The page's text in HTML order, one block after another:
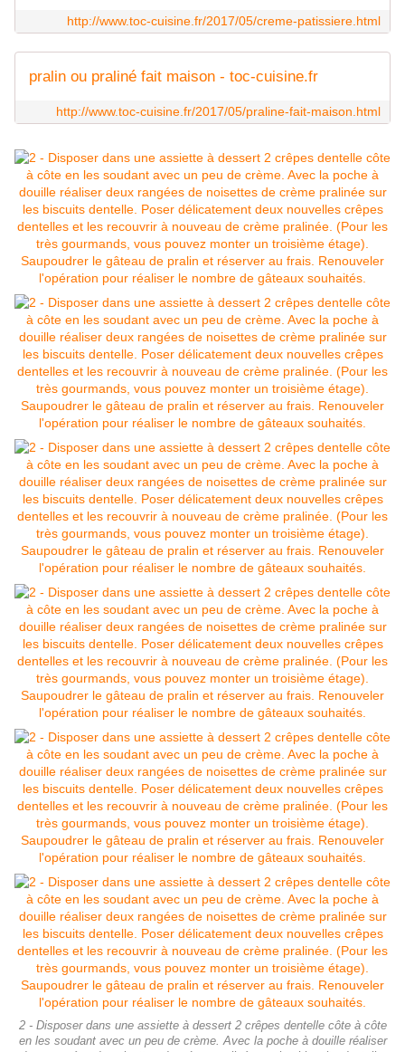
http://www.toc-cuisine.fr/2017/05/creme-patissiere.html
pralin ou praliné fait maison - toc-cuisine.fr
http://www.toc-cuisine.fr/2017/05/praline-fait-maison.html
2 - Disposer dans une assiette à dessert 2 crêpes dentelle côte à côte
en les soudant avec un peu de crème. Avec la poche à douille réaliser